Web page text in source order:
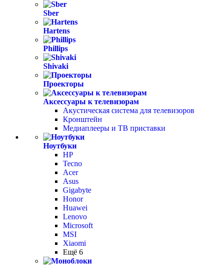
Sber
Hartens
Phillips
Shivaki
Проекторы
Аксессуары к телевизорам
Акустическая система для телевизоров
Кронштейн
Медиаплееры и ТВ приставки
Ноутбуки
HP
Tecno
Acer
Asus
Gigabyte
Honor
Huawei
Lenovo
Microsoft
MSI
Xiaomi
Ещё 6